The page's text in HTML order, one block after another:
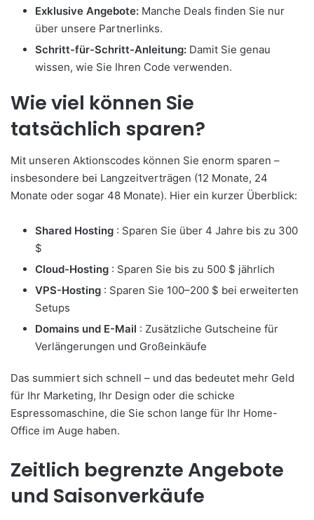
Exklusive Angebote: Manche Deals finden Sie nur
über unsere Partnerlinks.
Schritt-für-Schritt-Anleitung: Damit Sie genau
wissen, wie Sie Ihren Code verwenden.
Wie viel können Sie
tatsächlich sparen?
Mit unseren Aktionscodes können Sie enorm sparen –
insbesondere bei Langzeitverträgen (12 Monate, 24
Monate oder sogar 48 Monate). Hier ein kurzer Überblick:
Shared Hosting : Sparen Sie über 4 Jahre bis zu 300
$
Cloud-Hosting : Sparen Sie bis zu 500 $ jährlich
VPS-Hosting : Sparen Sie 100–200 $ bei erweiterten
Setups
Domains und E-Mail : Zusätzliche Gutscheine für
Verlängerungen und Großeinkäufe
Das summiert sich schnell – und das bedeutet mehr Geld
für Ihr Marketing, Ihr Design oder die schicke
Espressomaschine, die Sie schon lange für Ihr Home-
Office im Auge haben.
Zeitlich begrenzte Angebote
und Saisonverkäufe